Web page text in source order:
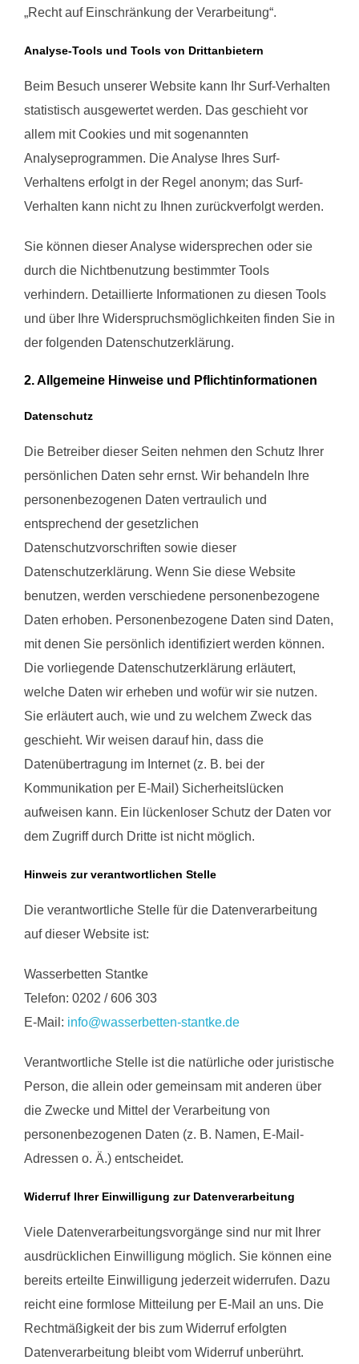
„Recht auf Einschränkung der Verarbeitung“.
Analyse-Tools und Tools von Drittanbietern
Beim Besuch unserer Website kann Ihr Surf-Verhalten
statistisch ausgewertet werden. Das geschieht vor
allem mit Cookies und mit sogenannten
Analyseprogrammen. Die Analyse Ihres Surf-
Verhaltens erfolgt in der Regel anonym; das Surf-
Verhalten kann nicht zu Ihnen zurückverfolgt werden.
Sie können dieser Analyse widersprechen oder sie
durch die Nichtbenutzung bestimmter Tools
verhindern. Detaillierte Informationen zu diesen Tools
und über Ihre Widerspruchsmöglichkeiten finden Sie in
der folgenden Datenschutzerklärung.
2. Allgemeine Hinweise und Pflichtinformationen
Datenschutz
Die Betreiber dieser Seiten nehmen den Schutz Ihrer
persönlichen Daten sehr ernst. Wir behandeln Ihre
personenbezogenen Daten vertraulich und
entsprechend der gesetzlichen
Datenschutzvorschriften sowie dieser
Datenschutzerklärung. Wenn Sie diese Website
benutzen, werden verschiedene personenbezogene
Daten erhoben. Personenbezogene Daten sind Daten,
mit denen Sie persönlich identifiziert werden können.
Die vorliegende Datenschutzerklärung erläutert,
welche Daten wir erheben und wofür wir sie nutzen.
Sie erläutert auch, wie und zu welchem Zweck das
geschieht. Wir weisen darauf hin, dass die
Datenübertragung im Internet (z. B. bei der
Kommunikation per E-Mail) Sicherheitslücken
aufweisen kann. Ein lückenloser Schutz der Daten vor
dem Zugriff durch Dritte ist nicht möglich.
Hinweis zur verantwortlichen Stelle
Die verantwortliche Stelle für die Datenverarbeitung
auf dieser Website ist:
Wasserbetten Stantke
Telefon: 0202 / 606 303
E-Mail: info@wasserbetten-stantke.de
Verantwortliche Stelle ist die natürliche oder juristische
Person, die allein oder gemeinsam mit anderen über
die Zwecke und Mittel der Verarbeitung von
personenbezogenen Daten (z. B. Namen, E-Mail-
Adressen o. Ä.) entscheidet.
Widerruf Ihrer Einwilligung zur Datenverarbeitung
Viele Datenverarbeitungsvorgänge sind nur mit Ihrer
ausdrücklichen Einwilligung möglich. Sie können eine
bereits erteilte Einwilligung jederzeit widerrufen. Dazu
reicht eine formlose Mitteilung per E-Mail an uns. Die
Rechtmäßigkeit der bis zum Widerruf erfolgten
Datenverarbeitung bleibt vom Widerruf unberührt.